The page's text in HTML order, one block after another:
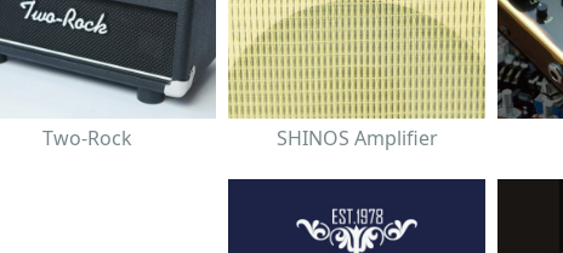
Two-Rock SHINOS Amplifier